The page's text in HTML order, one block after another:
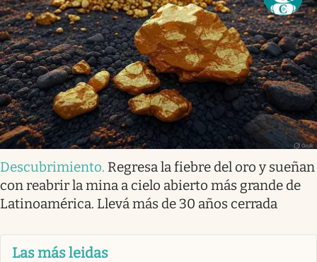
Descubrimiento. Regresa la fiebre del oro y sueñan
con reabrir la mina a cielo abierto más grande de
Latinoamérica. Llevá más de 30 años cerrada
Las más leidas